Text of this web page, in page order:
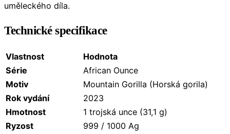
uměleckého díla.
Technické specifikace
Vlastnost
Hodnota
Série
African Ounce
Motiv
Mountain Gorilla (Horská gorila)
Rok vydání
2023
Hmotnost
1 trojská unce (31,1 g)
Ryzost
999 / 1000 Ag